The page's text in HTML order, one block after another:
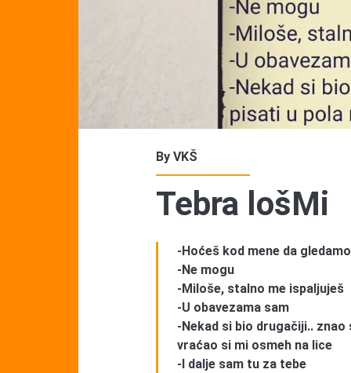
ByVKŠ
Tebra lošMi
-Hoćeš kod mene da
-Ne mogu
-Miloše, stalno me ispaljuješ
-U obavezama sam
-Nekad si bio drugačiji..
vraćao si mi osmeh na lice
-I dalje sam tu za tebe